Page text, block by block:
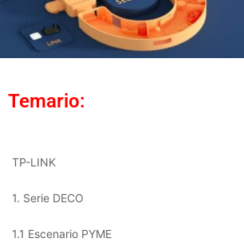
Temario:
TP-LINK
1. Serie DECO
1.1 Escenario PYME